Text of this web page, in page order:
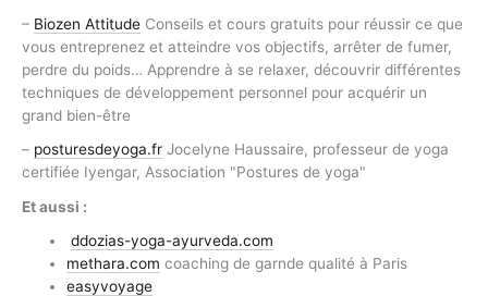
– Biozen Attitude Conseils et cours gratuits pour réussir ce que
vous entreprenez et atteindre vos objectifs, arrêter de fumer,
perdre du poids… Apprendre à se relaxer, découvrir différentes
techniques de développement personnel pour acquérir un
grand bien-être
– posturesdeyoga.fr Jocelyne Haussaire, professeur de yoga
certifiée Iyengar, Association "Postures de yoga"
Et aussi :
ddozias-yoga-ayurveda.com
methara.com coaching de garnde qualité à Paris
easyvoyage